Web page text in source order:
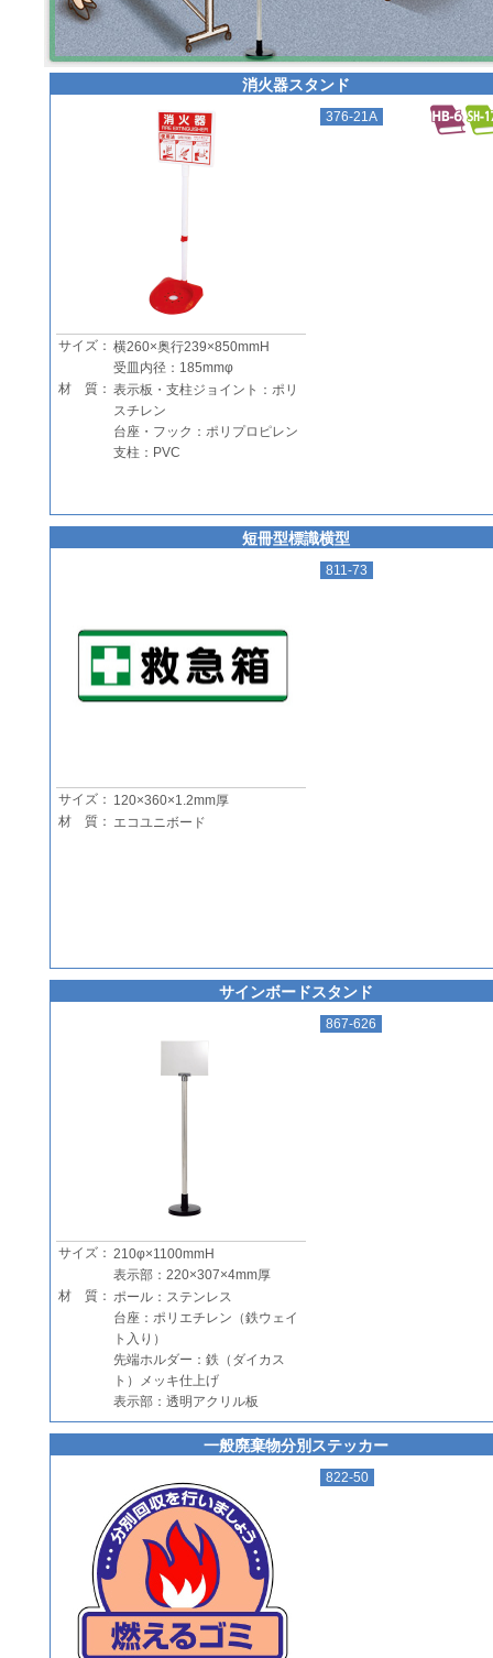
消火器スタンド
376-21A
サイズ： 横260×奥行239×850mmH
受皿内径：185mmφ
材 質： 表示板・支柱ジョイント：ポリ
スチレン
台座・フック：ポリプロピレン
支柱：PVC
短冊型標識横型
811-73
サイズ： 120×360×1.2mm厚
材 質： エコユニボード
サインボードスタンド
867-626
サイズ： 210φ×1100mmH
表示部：220×307×4mm厚
材 質： ポール：ステンレス
台座：ポリエチレン（鉄ウェイ
ト入り）
先端ホルダー：鉄（ダイカス
ト）メッキ仕上げ
表示部：透明アクリル板
一般廃棄物分別ステッカー
822-50